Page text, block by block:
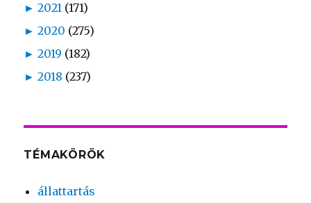
► 2021 (171)
► 2020 (275)
► 2019 (182)
► 2018 (237)
TÉMAKÖRÖK
állattartás